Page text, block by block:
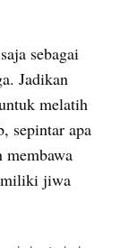
sebagai
melatih
sepintar apa
jiwa